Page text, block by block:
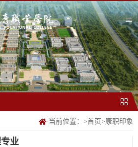
当前位置： >首页>康职印象
业